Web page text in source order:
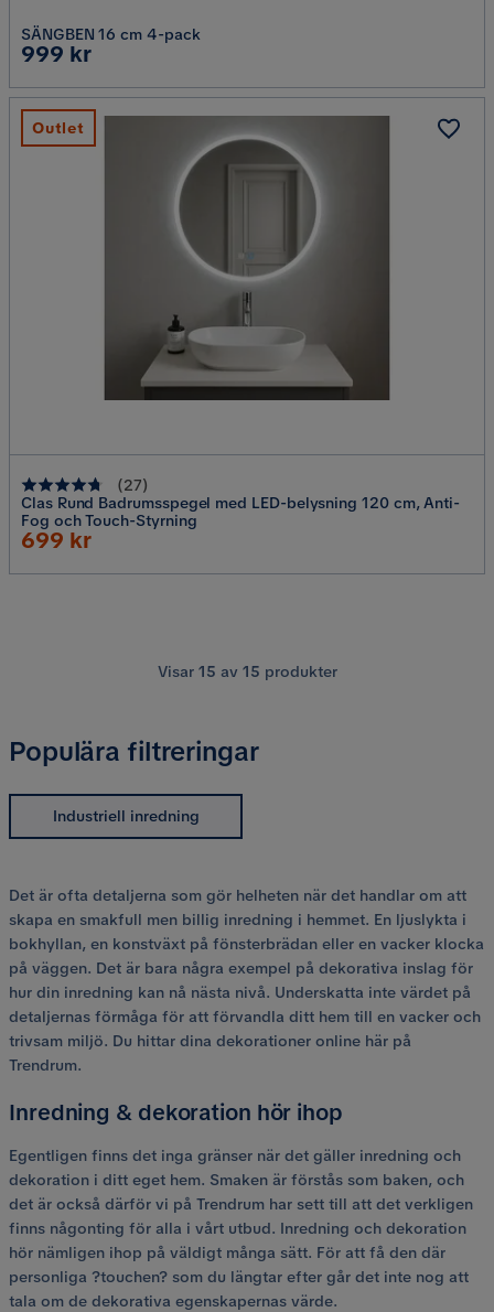
SÄNGBEN 16 cm 4-pack
Pris
999 kr
(27)
Clas Rund Badrumsspegel med LED-belysning 120 cm, Anti-
Fog och Touch-Styrning
Rabatterat
699 kr
Outlet
Visar 15 av 15 produkter
Populära filtreringar
Industriell inredning
Det är ofta detaljerna som gör helheten när det handlar om att
skapa en smakfull men billig inredning i hemmet. En ljuslykta i
bokhyllan, en konstväxt på fönsterbrädan eller en vacker klocka
på väggen. Det är bara några exempel på dekorativa inslag för
hur din inredning kan nå nästa nivå. Underskatta inte värdet på
detaljernas förmåga för att förvandla ditt hem till en vacker och
trivsam miljö. Du hittar dina dekorationer online här på
Trendrum.
Inredning & dekoration hör ihop
Egentligen finns det inga gränser när det gäller inredning och
dekoration i ditt eget hem. Smaken är förstås som baken, och
det är också därför vi på Trendrum har sett till att det verkligen
finns någonting för alla i vårt utbud. Inredning och dekoration
hör nämligen ihop på väldigt många sätt. För att få den där
personliga ?touchen? som du längtar efter går det inte nog att
tala om de dekorativa egenskapernas värde.